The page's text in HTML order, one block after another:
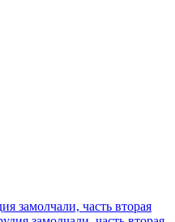
замолчали, часть вторая